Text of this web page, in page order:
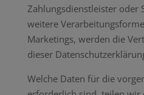
Zahlungsdienstleister oder
weitere
Marketings, werden die
dieser
Welche Daten für die